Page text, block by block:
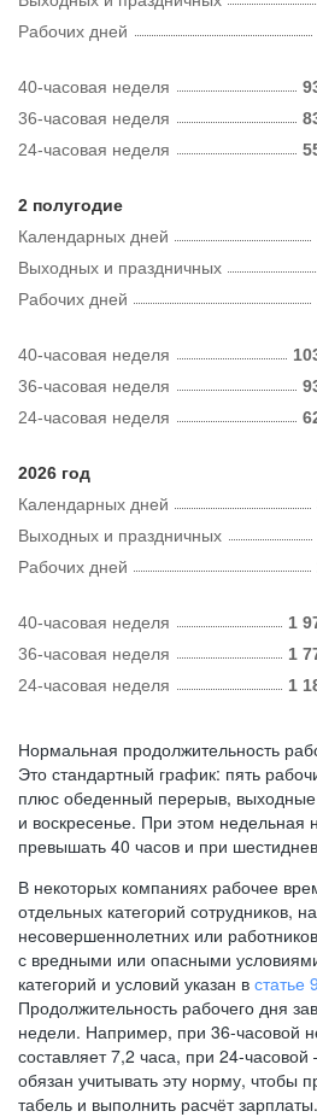
Рабочих дней
40-часовая неделя
36-часовая неделя
24-часовая неделя
2 полугодие
Календарных дней
Рабочих дней
Выходных и праздничных
40-часовая неделя
36-часовая неделя
24-часовая неделя
2026 год
Календарных дней
Рабочих дней
Выходных и праздничных
40-часовая неделя
1
36-часовая неделя
1
24-часовая неделя
1
Нормальная продолжительность
Это стандартный график: пять
плюс обеденный перерыв,
и воскресенье. При этом недельная
превышать 40 часов и при
В некоторых компаниях рабочее
отдельных категорий сотрудников,
несовершеннолетних или
с вредными или опасными
категорий и условий указан в статье
Продолжительность рабочего дня
недели. Например, при 36-часовой
составляет 7,2 часа, при 24-
обязан учитывать эту норму, чтобы
табель и выполнить расчёт зарплаты.